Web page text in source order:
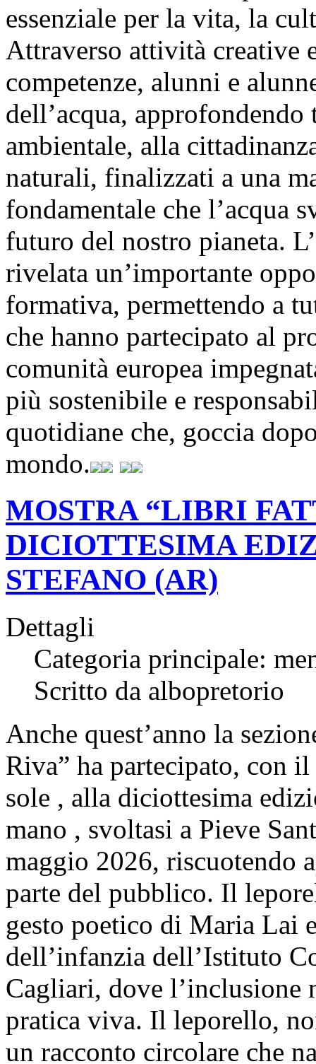
essenziale per la vita, la
Attraverso attività creative
competenze, alunni e
dell’acqua,
ambientale, alla
naturali, finalizzati a una
fondamentale che l’acqua
futuro del nostro pianeta.
rivelata un’importante
formativa, permettendo a
che hanno partecipato al
comunità europea
più sostenibile e
quotidiane che, goccia
mondo.
MOSTRA “LIBRI
DICIOTTESIMA
STEFANO (AR)
Dettagli
Categoria principale:
Scritto da albopretorio
Anche quest’anno la
Riva” ha partecipato, con
sole , alla diciottesima
mano , svoltasi a Pieve
maggio 2026, riscuotendo
parte del pubblico. Il
gesto poetico di Maria Lai
dell’infanzia dell’Istituto
Cagliari, dove l’inclusione
pratica viva. Il leporello,
un racconto circolare che